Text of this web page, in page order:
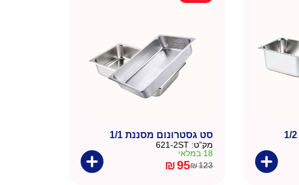
סט גסטרונום מסננת 1/1
מק”ט: 621-2ST
18 במלאי
₪123
המחיר
₪95המחיר